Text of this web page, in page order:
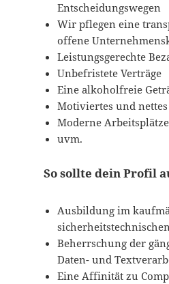
Entscheidungswegen
Wir pflegen eine
offene
Leistungsgerechte
Unbefristete Verträge
Eine alkoholfreie
Motiviertes und nettes
Moderne Arbeitsplätze
uvm.
So sollte dein Profil
Ausbildung im
Beherrschung der
Daten- und
Eine Affinität zu